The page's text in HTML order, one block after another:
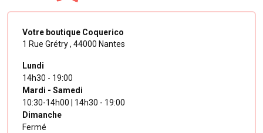
Votre boutique Coquerico
1 Rue Grétry , 44000 Nantes
Lundi
14h30 - 19:00
Mardi - Samedi
10:30-14h00 | 14h30 - 19:00
Dimanche
Fermé